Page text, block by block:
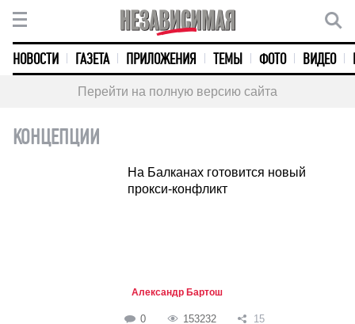
НОВОСТИ ГАЗЕТА ПРИЛОЖЕНИЯ ТЕМЫ ФОТО ВИДЕО
Перейти на полную версию сайта
КОНЦЕПЦИИ
На Балканах готовится новый
прокси-конфликт
Александр Бартош
0 153232 15